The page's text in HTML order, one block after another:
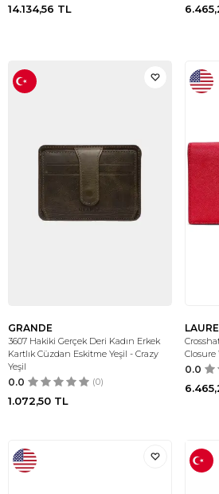
14.134,56 TL
GRANDE
3607 Hakiki Gerçek Deri Kadın Erkek
Kartlık Cüzdan Eskitme Yeşil - Crazy
Yeşil
0.0 (0)
1.072,50 TL
Closure
0.0